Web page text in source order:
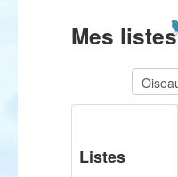
Mes listes
Listes